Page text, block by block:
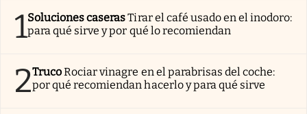
Espiritualidad
abre en nueva pestaña
México
1Soluciones caserasTirar el café usado en el inodoro:
para qué sirve y por qué lo recomiendan
2TrucoRociar vinagre en el parabrisas del coche:
por qué recomiendan hacerlo y para qué sirve